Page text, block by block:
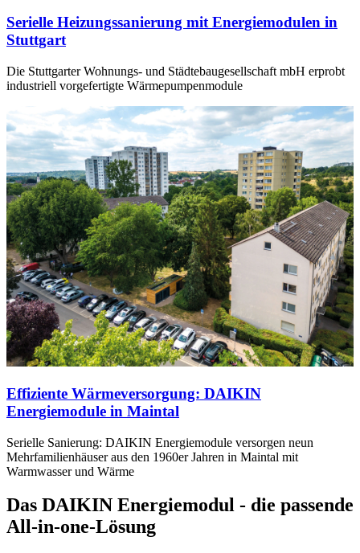
Serielle Heizungssanierung mit Energiemodulen in
Stuttgart
Die Stuttgarter Wohnungs- und Städtebaugesellschaft mbH erprobt
industriell vorgefertigte Wärmepumpenmodule
Effiziente Wärmeversorgung: DAIKIN
Energiemodule in Maintal
Serielle Sanierung: DAIKIN Energiemodule versorgen neun
Mehrfamilienhäuser aus den 1960er Jahren in Maintal mit
Warmwasser und Wärme
Das DAIKIN Energiemodul - die passende
All-in-one-Lösung